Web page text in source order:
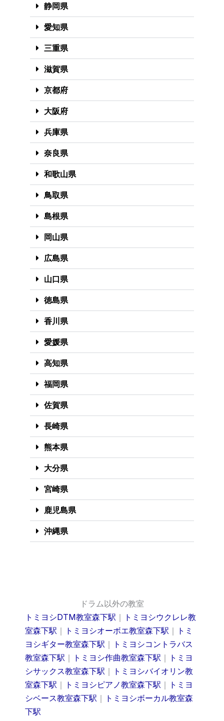
静岡県
愛知県
三重県
滋賀県
京都府
大阪府
兵庫県
奈良県
和歌山県
鳥取県
島根県
岡山県
広島県
山口県
徳島県
香川県
愛媛県
高知県
福岡県
佐賀県
長崎県
熊本県
大分県
宮崎県
鹿児島県
沖縄県
ドラム以外の教室
トミヨシDTM教室森下駅 ｜ トミヨシウクレレ教
室森下駅 ｜ トミヨシオーボエ教室森下駅 ｜ トミ
ヨシギター教室森下駅 ｜ トミヨシコントラバス
教室森下駅 ｜ トミヨシ作曲教室森下駅 ｜ トミヨ
シサックス教室森下駅 ｜ トミヨシバイオリン教
室森下駅 ｜ トミヨシピアノ教室森下駅 ｜ トミヨ
シベース教室森下駅 ｜ トミヨシボーカル教室森
下駅